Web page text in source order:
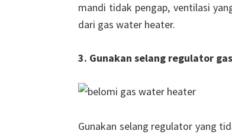
mandi tidak pengap, ventilasi
dari gas water heater.
3. Gunakan selang regulator
Gunakan selang regulator yang